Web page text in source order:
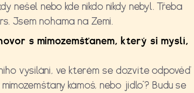
nešel nebo kde nikdo nikdy nebyl. Třeba
Jsem nohama na Zemi.
s mimozemšťanem, který si myslí,
vysílání, ve kterém se dozvíte odpověď
kámoš, nebo jídlo“? Budu se